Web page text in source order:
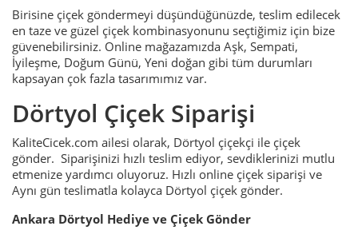
Birisine çiçek göndermeyi düşündüğünüzde, teslim edilecek
en taze ve güzel çiçek kombinasyonunu seçtiğimiz için bize
güvenebilirsiniz. Online mağazamızda Aşk, Sempati,
İyileşme, Doğum Günü, Yeni doğan gibi tüm durumları
kapsayan çok fazla tasarımımız var.
Dörtyol Çiçek Siparişi
KaliteCicek.com ailesi olarak, Dörtyol çiçekçi ile çiçek
gönder. Siparişinizi hızlı teslim ediyor, sevdiklerinizi mutlu
etmenize yardımcı oluyoruz. Hızlı online çiçek siparişi ve
Aynı gün teslimatla kolayca Dörtyol çiçek gönder.
Ankara Dörtyol Hediye ve Çiçek Gönder